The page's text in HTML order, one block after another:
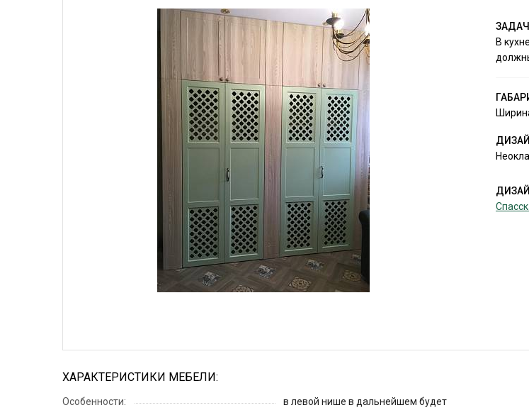
В
ХАРАКТЕРИСТИКИ МЕБЕЛИ:
Особенности:
в левой нише в дальнейшем будет